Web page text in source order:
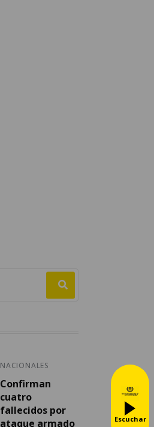
NACIONALES
Confirman
cuatro
fallecidos por
ataque armado
Escuchar